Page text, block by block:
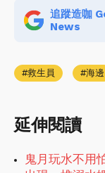
追蹤造咖
News
救生員 海邊
延伸閱讀
鬼月玩水不用